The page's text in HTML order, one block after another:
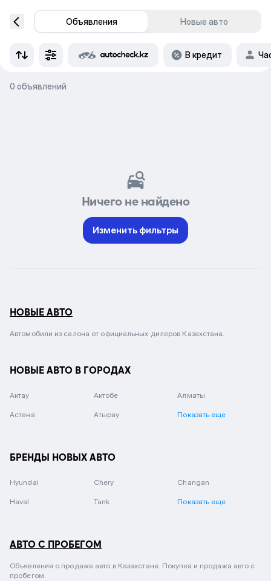
Объявления Новые авто
В кредит
0 объявлений
Ничего не найдено
Изменить фильтры
НОВЫЕ АВТО
Автомобили из салона от официальных дилеров Казахстана.
НОВЫЕ АВТО В ГОРОДАХ
Актау Актобе Алматы
Астана Атырау Показать еще
БРЕНДЫ НОВЫХ АВТО
Hyundai Chery Changan
Haval Tank Показать еще
АВТО С ПРОБЕГОМ
Объявления о продаже авто в Казахстане. Покупка и продажа авто с
пробегом.